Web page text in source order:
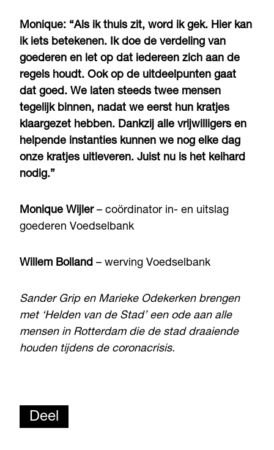
Monique: “Als ik thuis zit, word ik gek. Hier kan
ik iets betekenen. Ik doe de verdeling van
goederen en let op dat iedereen zich aan de
regels houdt. Ook op de uitdeelpunten gaat
dat goed. We laten steeds twee mensen
tegelijk binnen, nadat we eerst hun kratjes
klaargezet hebben. Dankzij alle vrijwilligers en
helpende instanties kunnen we nog elke dag
onze kratjes uitleveren. Juist nu is het keihard
nodig.”
Monique Wijler– coördinator in- en uitslag
goederen Voedselbank
Willem Bolland – werving Voedselbank
Sander Grip en Marieke Odekerken brengen
met ‘Helden van de Stad’ een ode aan alle
mensen in Rotterdam die de stad draaiende
houden tijdens de coronacrisis.
Deel